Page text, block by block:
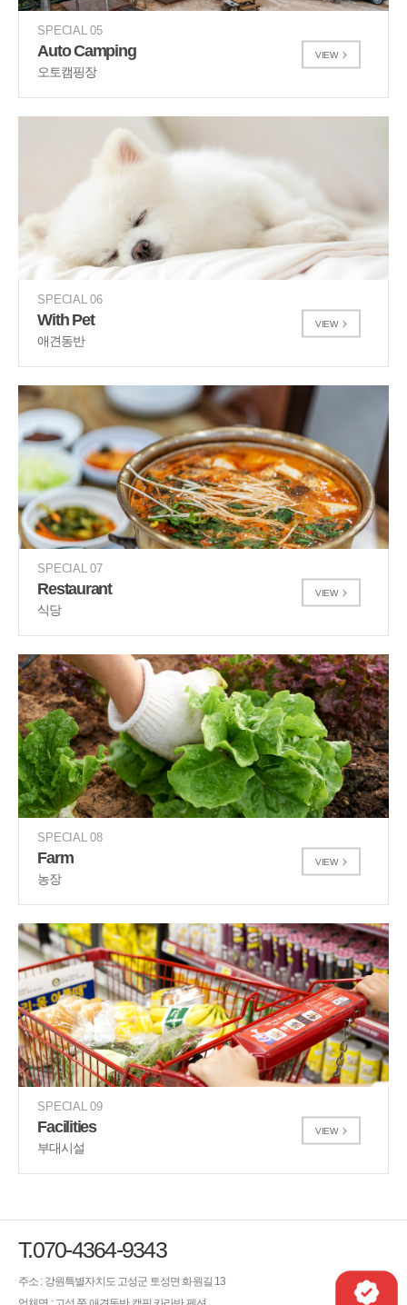
SPECIAL 05
Auto Camping
오토캠핑장
VIEW
SPECIAL 06
With Pet
애견동반
VIEW
SPECIAL 07
Restaurant
식당
VIEW
SPECIAL 08
Farm
농장
VIEW
SPECIAL 09
Facilities
부대시설
VIEW
T.070-4364-9343
주소 : 강원특별자치도 고성군 토성면 화원길 13